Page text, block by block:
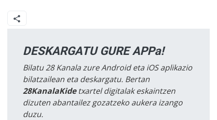
DESKARGATU GURE APPa!
Bilatu 28 Kanala zure Android eta iOS aplikazio
bilatzailean eta deskargatu. Bertan
28KanalaKidetxartel digitalak eskaintzen
dizuten abantailez gozatzeko aukera izango
duzu.